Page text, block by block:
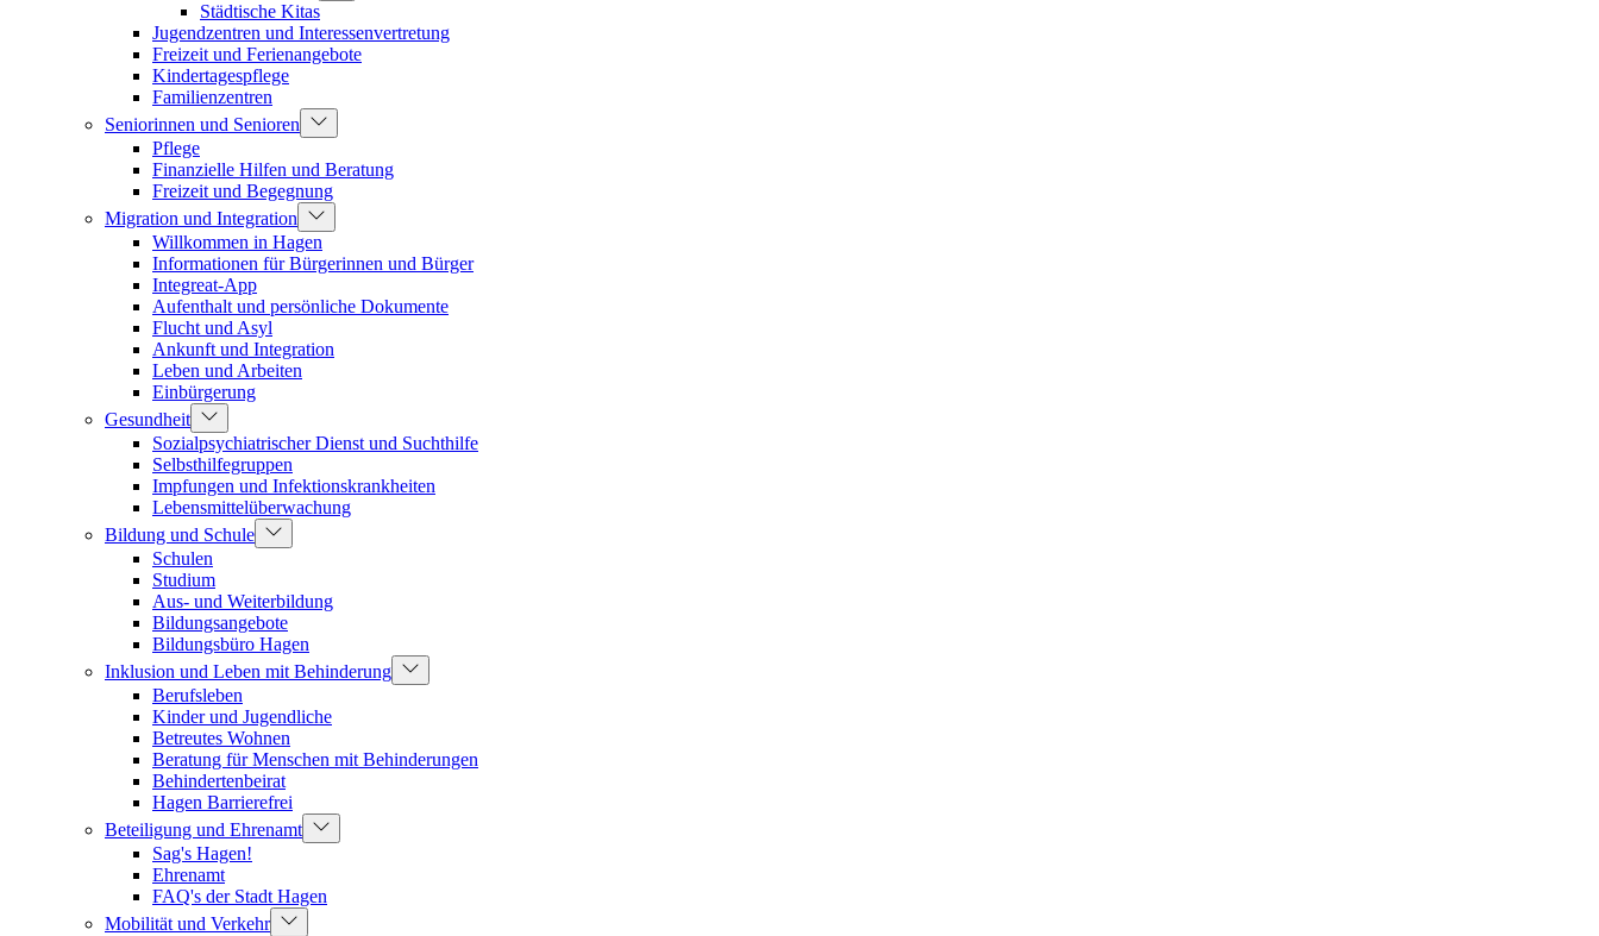
Städtische Kitas
Jugendzentren und Interessenvertretung
Freizeit und Ferienangebote
Kindertagespflege
Familienzentren
Seniorinnen und Senioren
Pflege
Finanzielle Hilfen und Beratung
Freizeit und Begegnung
Migration und Integration
Willkommen in Hagen
Informationen für Bürgerinnen und Bürger
Integreat-App
Aufenthalt und persönliche Dokumente
Flucht und Asyl
Ankunft und Integration
Leben und Arbeiten
Einbürgerung
Gesundheit
Sozialpsychiatrischer Dienst und Suchthilfe
Selbsthilfegruppen
Impfungen und Infektionskrankheiten
Lebensmittelüberwachung
Bildung und Schule
Schulen
Studium
Aus- und Weiterbildung
Bildungsangebote
Bildungsbüro Hagen
Inklusion und Leben mit Behinderung
Berufsleben
Kinder und Jugendliche
Betreutes Wohnen
Beratung für Menschen mit Behinderungen
Behindertenbeirat
Hagen Barrierefrei
Beteiligung und Ehrenamt
Sag's Hagen!
Ehrenamt
FAQ's der Stadt Hagen
Mobilität und Verkehr